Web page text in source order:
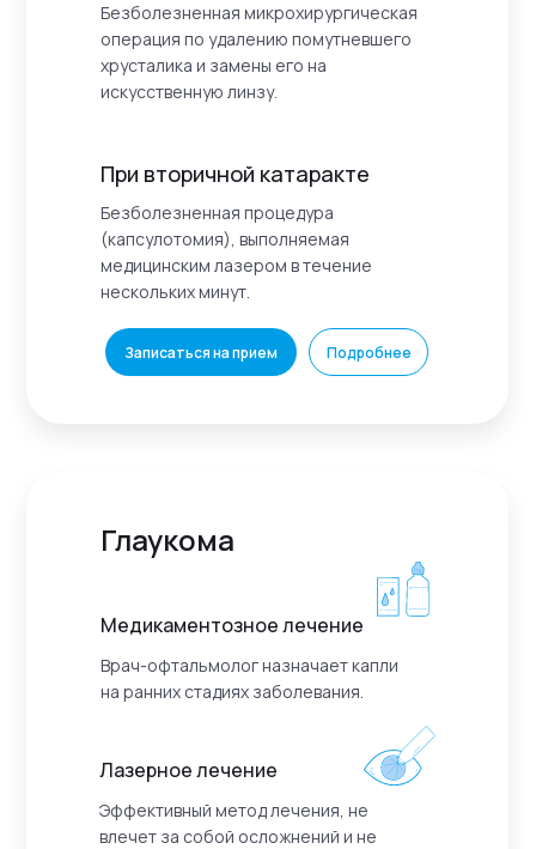
Записаться на прием Подробнее
Безболезненная микрохирургическая
операция по удалению помутневшего
хрусталика и замены его на
искусственную линзу.
При вторичной катаракте
Безболезненная процедура
(капсулотомия), выполняемая
медицинским лазером в течение
нескольких минут.
Глаукома
Медикаментозное лечение
Врач-офтальмолог назначает капли
на ранних стадиях заболевания.
Лазерное лечение
Эффективный метод лечения, не
влечет за собой осложнений и не